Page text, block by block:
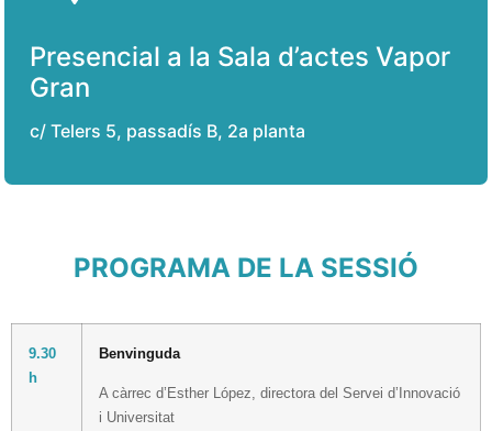
Presencial a la Sala d’actes Vapor
Gran
c/ Telers 5, passadís B, 2a planta
PROGRAMA DE LA SESSIÓ
9.30
h
Benvinguda
A càrrec d’Esther López, directora del Servei d’Innovació
i Universitat